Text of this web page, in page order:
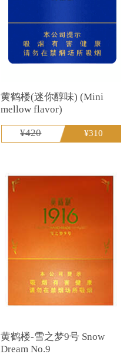
黄鹤楼(迷你醇味) (Mini
mellow flavor)
¥420 ¥310
黄鹤楼-雪之梦9号 Snow
Dream No.9